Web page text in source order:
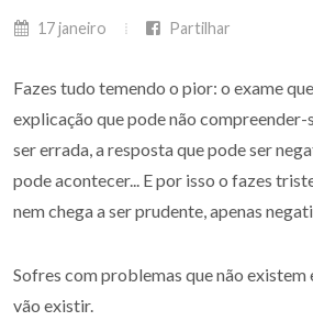
17 janeiro Partilhar
Fazes tudo temendo o pior: o exame
explicação que pode não compreender-
ser errada, a resposta que pode ser
pode acontecer... E por isso o fazes
nem chega a ser prudente, apenas
Sofres com problemas que não existem
vão existir.